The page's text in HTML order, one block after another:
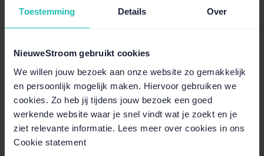
Toestemming Details Over
NieuweStroom gebruikt cookies
We willen jouw bezoek aan onze website zo gemakkelijk
en persoonlijk mogelijk maken. Hiervoor gebruiken we
cookies. Zo heb jij tijdens jouw bezoek een goed
werkende website waar je snel vindt wat je zoekt en je
ziet relevante informatie. Lees meer over cookies in ons
Cookie statement
Wat is de vergoeding van NieuweStroom?
Welke kosten betaal ik naast energie?
Waar kan ik de actuele energieprijzen zien?
Hoe is mijn energieprijs opgebouwd?
NieuweStroom maakt de energiemarkt
eerlijk en begrijpelijk voor ondernemers